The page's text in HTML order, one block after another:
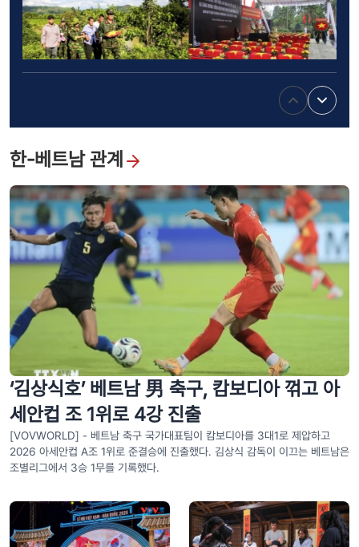
베트남 전사자 유해 발굴·신원 확인 500일 집중 캠페인, 불멸의 영웅들에
카이딘(Khải Định, 啓定) 황릉 – 후에 고도 유산군에 담긴 동서양 문화
융합의 상징
인도주의 사명을 향한 발자취…베네수엘라 강진 현장에 선 베트남 구조대
한-베트남 관계
‘김상식호’ 베트남 男 축구, 캄보디아 꺾고 아
세안컵 조 1위로 4강 진출
[VOVWORLD] - 베트남 축구 국가대표팀이 캄보디아를 3대1로 제압하고
2026 아세안컵 A조 1위로 준결승에 진출했다. 김상식 감독이 이끄는 베트남은
조별리그에서 3승 1무를 기록했다.